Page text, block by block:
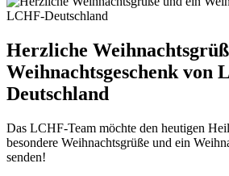
Herzliche
Weihnachtsgeschenk von
Deutschland
Das LCHF-Team möchte den heutigen
besondere Weihnachtsgrüße und ein
senden!